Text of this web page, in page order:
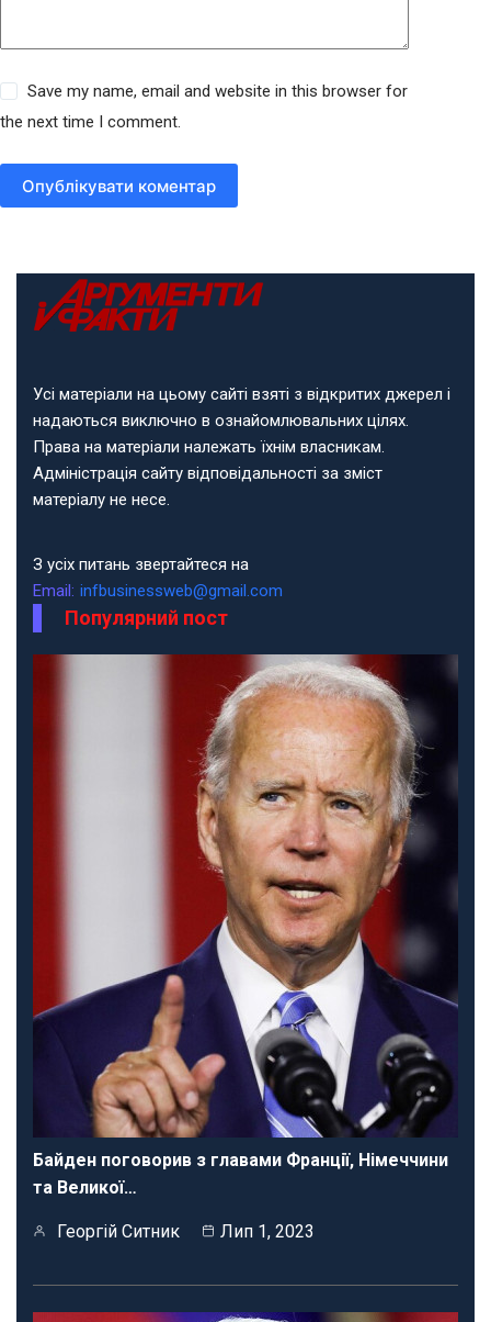
Save my name, email and website in this browser for
the next time I comment.
Опублікувати коментар
Усі матеріали на цьому сайті взяті з відкритих джерел і
надаються виключно в ознайомлювальних цілях.
Права на матеріали належать їхнім власникам.
Адміністрація сайту відповідальності за зміст
матеріалу не несе.
З усіх питань звертайтеся на
Email: infbusinessweb@gmail.com
Популярний пост
Байден поговорив з главами Франції, Німеччини
та Великої…
Георгій Ситник Лип 1, 2023